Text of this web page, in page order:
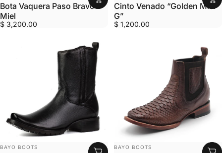
Bota Vaquera Paso Bravo
Miel
$ 3,200.00
Cinto Venado “Golden Miel
G”
$ 1,200.00
MARCA:
BAYO BOOTS MARCA:
BAYO BOOTS